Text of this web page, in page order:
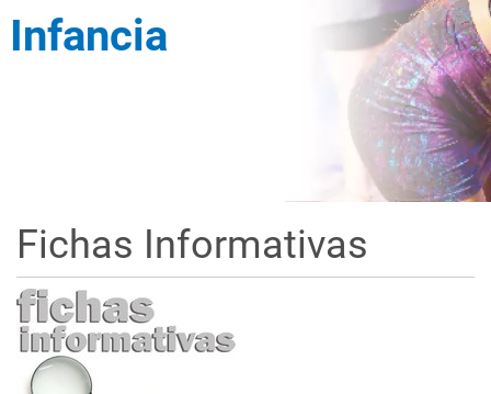
Infancia
Fichas Informativas